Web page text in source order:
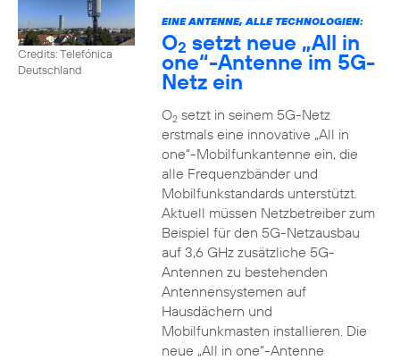
Credits: Telefónica
Deutschland
EINE ANTENNE, ALLE TECHNOLOGIEN:
O2 setzt neue „All in
one“-Antenne im 5G-
Netz ein
O2setzt in seinem 5G-Netz
erstmals eine innovative „All in
one“-Mobilfunkantenne ein, die
alle Frequenzbänder und
Mobilfunkstandards unterstützt.
Aktuell müssen Netzbetreiber zum
Beispiel für den 5G-Netzausbau
auf 3,6 GHz zusätzliche 5G-
Antennen zu bestehenden
Antennensystemen auf
Hausdächern und
Mobilfunkmasten installieren. Die
neue „All in one“-Antenne